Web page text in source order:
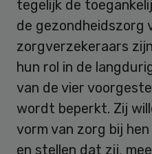
tegelijk de
de gezondheidszorg
zorgverzekeraars
hun rol in de
van de vier
wordt beperkt. Zij
vorm van zorg bij
en stellen dat zij,